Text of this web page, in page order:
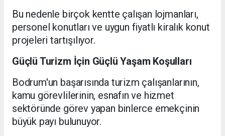
Bu nedenle birçok kentte çalışan lojmanları,
personel konutları ve uygun fiyatlı kiralık konut
projeleri tartışılıyor.
Güçlü Turizm İçin Güçlü Yaşam Koşulları
Bodrum'un başarısında turizm çalışanlarının,
kamu görevlilerinin, esnafın ve hizmet
sektöründe görev yapan binlerce emekçinin
büyük payı bulunuyor.